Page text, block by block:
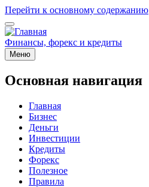
Перейти к основному содержанию
Финансы, форекс и кредиты
Меню
Основная навигация
Главная
Бизнес
Деньги
Инвестиции
Кредиты
Форекс
Полезное
Правила